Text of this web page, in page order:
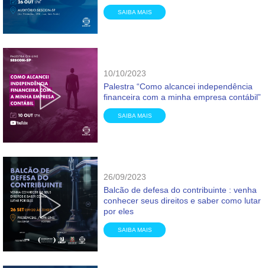
SAIBA MAIS
10/10/2023
Palestra “Como alcancei independência
financeira com a minha empresa contábil”
SAIBA MAIS
26/09/2023
Balcão de defesa do contribuinte : venha
conhecer seus direitos e saber como lutar
por eles
SAIBA MAIS